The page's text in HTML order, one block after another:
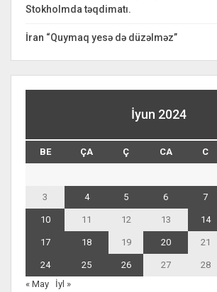
Stokholmda təqdimatı.
İran “Quymaq yesə də düzəlməz”
İyun 2024
BE ÇA Ç CA C
3 4 5 6 7
10 11 12 13 14
17 18 19 20 21
24 25 26 27 28
« May
İyl »